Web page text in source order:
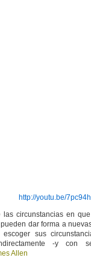
http://youtu.be/
las circunstancias en
dar forma a
escoger sus
-y con
Allen